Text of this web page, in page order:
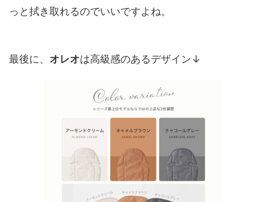
っと拭き取れるのでいいですよね。
最後に、 オレオは高級感のあるデザイン↓